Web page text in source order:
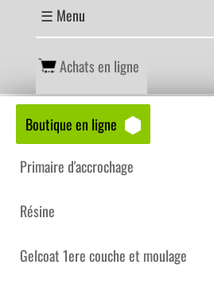
Achats en ligne
Boutique en ligne
Primaire d'accrochage
Résine
Gelcoat 1ere couche et moulage
Accueil/Boutique matériaux –
Mastic – Apprêt/Mastic – Apprêt
CARTOUCHE DE SILICONE BLANC